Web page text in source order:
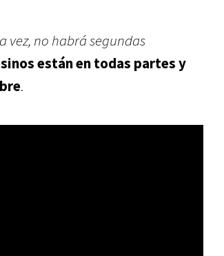
vez, no habrá segundas
están en todas partesy
.